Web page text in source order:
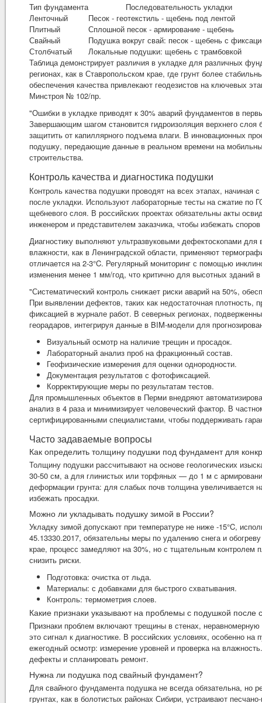
Тип фундамента
Последовательность укладки
Ленточный
Песок - геотекстиль - щебень под лентой
Плитный
Сплошной песок - армирование - щебень
Свайный
Подушка вокруг свай: песок - щебень с
Столбчатый
Локальные подушки: щебень с трамбовкой
Таблица демонстрирует различия в укладке для различных
регионах, как в Ставропольском крае, где грунт более
обеспечения качества привлекают геодезистов на ключевых
Минстроя № 102/пр.
"Ошибки в укладке приводят к 30% аварий фундаментов в
Завершающим шагом становится гидроизоляция верхнего
защитить от капиллярного подъема влаги. В инновационных
подушку, передающие данные в реальном времени на
строительства.
Контроль качества и диагностика подушки
Контроль качества подушки проводят на всех этапах, начиная
после укладки. Используют лабораторные тесты на сжатие
щебневого слоя. В российских проектах обязательны акты
инженером и представителем заказчика, чтобы избежать
Диагностику выполняют ультразвуковыми дефектоскопами
влажности, как в Ленинградской области, применяют
отличается на 2-3°C. Регулярный мониторинг с помощью
изменения менее 1 мм/год, что критично для высотных зданий в
"Систематический контроль снижает риски аварий на 50%,
При выявлении дефектов, таких как недостаточная
фиксацией в журнале работ. В северных регионах,
георадаров, интегрируя данные в BIM-модели для
Визуальный осмотр на наличие трещин и просадок.
Лабораторный анализ проб на фракционный состав.
Геофизические измерения для оценки однородности.
Документация результатов с фотофиксацией.
Корректирующие меры по результатам тестов.
Для промышленных объектов в Перми внедряют
анализ в 4 раза и минимизирует человеческий фактор. В
сертифицированными специалистами, чтобы поддерживать
Часто задаваемые вопросы
Как определить толщину подушки под фундамент для
Толщину подушки рассчитывают на основе геологических
30-50 см, а для глинистых или торфяных — до 1 м с
деформации грунта: для слабых почв толщина увеличивается
избежать просадки.
Можно ли укладывать подушку зимой в России?
Укладку зимой допускают при температуре не ниже -15°C,
45.13330.2017, обязательны меры по удалению снега и
крае, процесс замедляют на 30%, но с тщательным контролем
снизить риски.
Подготовка: очистка от льда.
Материалы: с добавками для быстрого схватывания.
Контроль: термометрия слоев.
Какие признаки указывают на проблемы с подушкой после
Признаки проблем включают трещины в стенах,
это сигнал к диагностике. В российских условиях, особенно
ежегодный осмотр: измерение уровней и проверка на
дефекты и спланировать ремонт.
Нужна ли подушка под свайный фундамент?
Для свайного фундамента подушка не всегда обязательна, но
грунтах, как в болотистых районах Сибири, устраивают